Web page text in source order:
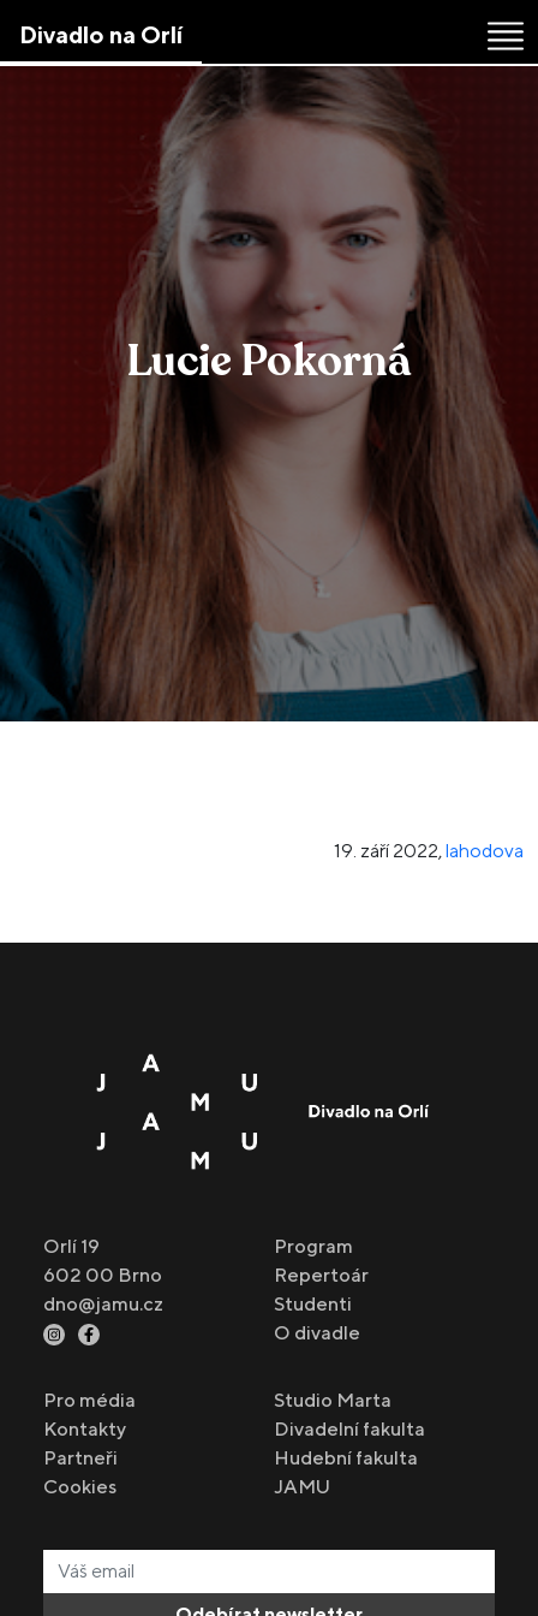
the
Divadlo na Orlí
Lucie Pokorná
19. září 2022,lahodova
Orlí 19
602 00 Brno
dno@jamu.cz
Program
Repertoár
Studenti
O divadle
Pro média
Kontakty
Partneři
Cookies
Studio Marta
Divadelní fakulta
Hudební fakulta
JAMU